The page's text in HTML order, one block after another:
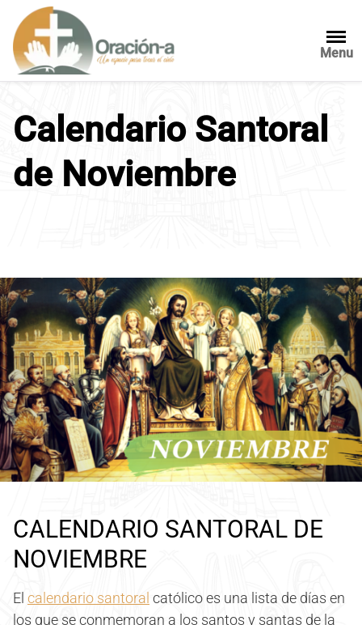
a
i
d
o
Menu
Calendario Santoral
de Noviembre
CALENDARIO SANTORAL DE
NOVIEMBRE
El calendario santoral católico es una lista de días en
los que se conmemoran a los santos y santas de la